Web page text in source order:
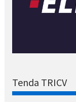
Tenda TRICV